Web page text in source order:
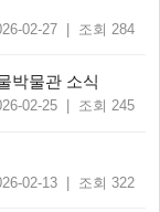
02-27 | 조회 284
박물관 소식
02-25 | 조회 245
02-13 | 조회 322